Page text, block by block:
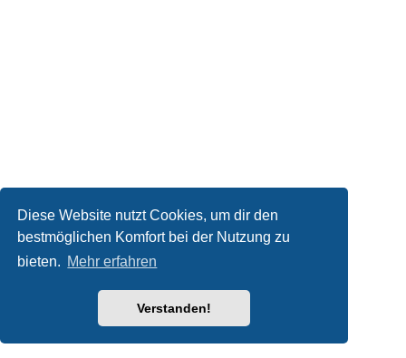
Diese Website nutzt Cookies, um dir den
bestmöglichen Komfort bei der Nutzung zu
bieten. Mehr erfahren
Verstanden!